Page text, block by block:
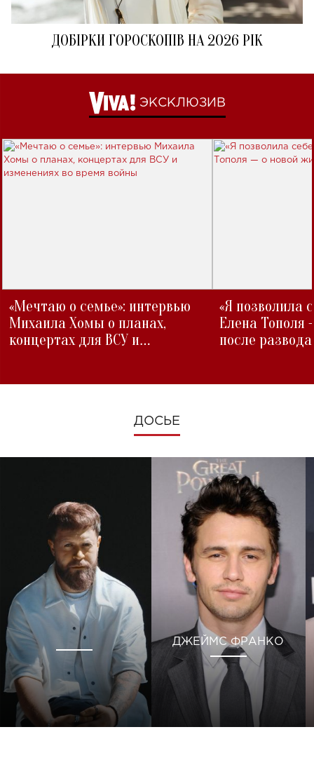
ДОБІРКИ ГОРОСКОПІВ НА 2026 РІК
ЭКСКЛЮЗИВ
«Мечтаю о семье»: интервью
Михаила Хомы о планах,
концертах для ВСУ и
«Я позволила
Елена Тополя
после развода
ДОСЬЕ
ДЖЕЙМС ФРАНКО